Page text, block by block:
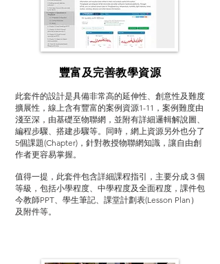
豐富及完善教學資源
此套件的設計是具備非常高的延伸性、創意性及難度
擴展性，線上含有豐富的案例資源1-11，案例難度由
淺至深，由基礎至物聯網，並附有詳細邏輯解說圖、
編程步驟、搭建步驟等。同時，網上資源另外也分了
5個課題(Chapter)，針對教授物聯網知識，讓自由創
作者更容易掌握。
值得一提，此套件包含詳細課程指引，主要分成３個
等級，包括小學程度、中學程度及全面程度，課件包
今教師PPT、學生筆記、課堂計劃表(Lesson Plan）
及附件等。